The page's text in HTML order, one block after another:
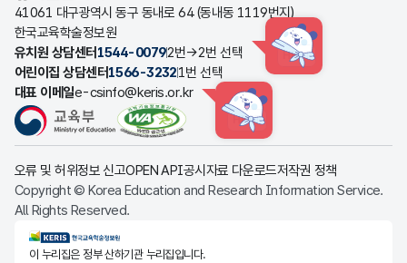
41061 대구광역시 동구 동내로 64 (동내동 1119번지)
한국교육학술정보원
유치원 상담센터 1544-00792번→2번 선택 HINT
어린이집 상담센터1566-32321번 선택
대표 이메일e-csinfo@keris.or.kr
HINT
오류 및 허위정보 신고OPEN API공시자료 다운로드저작권 정책
Copyright © Korea Education and Research Information Service.
All Rights Reserved.
KERIS한국교육학술정보원
이 누리집은 정부 산하기관 누리집입니다.